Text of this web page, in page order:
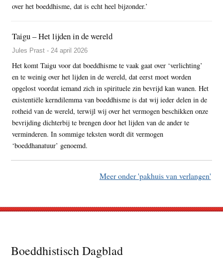
over het boeddhisme, dat is echt heel bijzonder.’
Taigu – Het lijden in de wereld
Jules Prast - 24 april 2026
Het komt Taigu voor dat boeddhisme te vaak gaat over ‘verlichting’
en te weinig over het lijden in de wereld, dat eerst moet worden
opgelost voordat iemand zich in spirituele zin bevrijd kan wanen. Het
existentiële kerndilemma van boeddhisme is dat wij ieder delen in de
rotheid van de wereld, terwijl wij over het vermogen beschikken onze
bevrijding dichterbij te brengen door het lijden van de ander te
verminderen. In sommige teksten wordt dit vermogen
‘boeddhanatuur’ genoemd.
Meer onder 'pakhuis van verlangen'
Footer
Boeddhistisch Dagblad